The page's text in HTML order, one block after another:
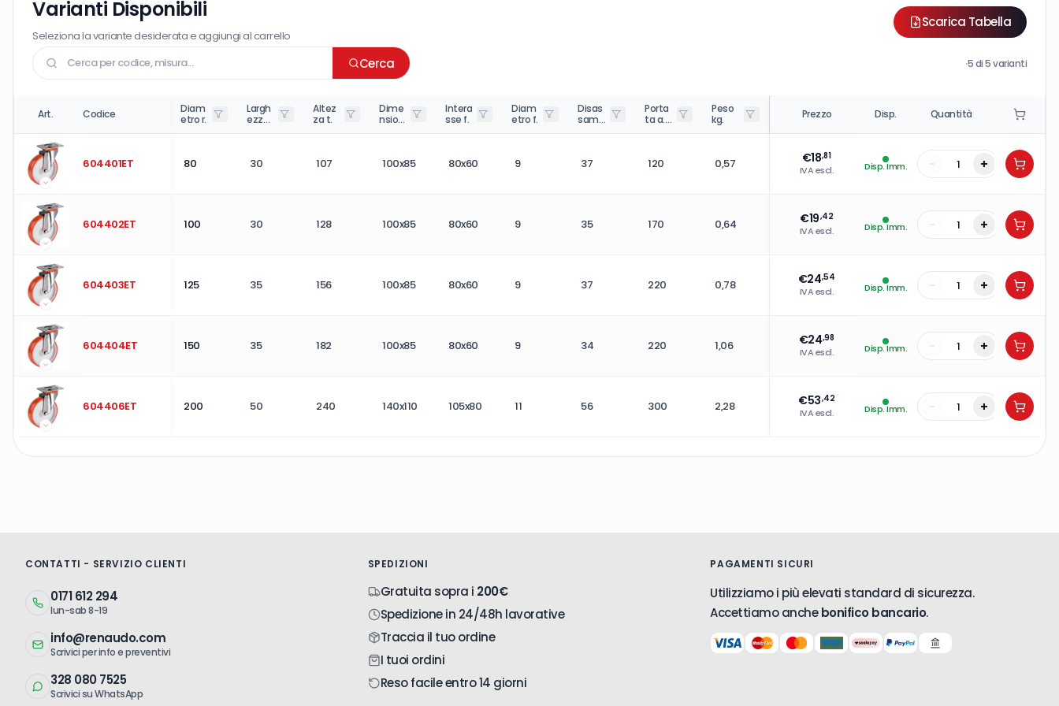
Varianti Disponibili
Seleziona la variante desiderata e aggiungi al carrello
Scarica Tabella
Cerca ·5di5varianti
Art. Codice
Diam
etro r.
Largh
ezza
Altez
za t.
Dime
nsioni
Intera
sse f.
Diam
etro f.
Disas
same
Porta
ta a.
Peso
kg.
Prezzo Disp. Quantità
604401ET 80 30 107 100x85 80x60 9 37 120 0,57 €18,81
IVA escl. Disp. Imm. - +
604402ET 100 30 128 100x85 80x60 9 35 170 0,64 €19,42
IVA escl. Disp. Imm. - +
604403ET 125 35 156 100x85 80x60 9 37 220 0,78 €24,54
IVA escl. Disp. Imm. - +
604404ET 150 35 182 100x85 80x60 9 34 220 1,06 €24,98
IVA escl. Disp. Imm. - +
604406ET 200 50 240 140x110 105x80 11 56 300 2,28 €53,42
IVA escl. Disp. Imm. - +
CONTATTI - SERVIZIO CLIENTI
0171 612 294
lun-sab 8-19
info@renaudo.com
Scrivici per info e preventivi
328 080 7525
Scrivici su WhatsApp
SPEDIZIONI
Gratuita sopra i 200€
Spedizione in 24/48h lavorative
Traccia il tuo ordine
I tuoi ordini
Reso facile entro 14 giorni
PAGAMENTI SICURI
Utilizziamo i più elevati standard di sicurezza.
Accettiamo anchebonifico bancario.